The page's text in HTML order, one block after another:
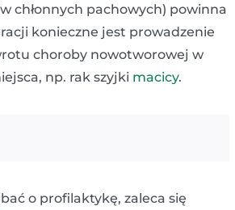
chłonnych pachowych) powinna
konieczne jest prowadzenie
choroby nowotworowej w
np. rak szyjki macicy.
o profilaktykę, zaleca się